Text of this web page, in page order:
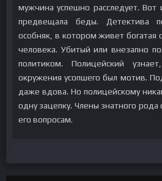
мужчина успешно расследует.
предвещала беды. Детектива
особняк, в котором живет богатая
человека. Убитый или внезапно
политиком. Полицейский
окружения усопшего был мотив.
даже вдова. Но полицейскому
одну зацепку. Члены знатного рода
его вопросам.